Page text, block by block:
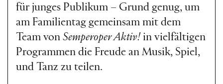
für junges Publikum – Grund genug, um
am Familientag gemeinsam mit dem
Team von Semperoper Aktiv! in vielfältigen
Programmen die Freude an Musik, Spiel,
und Tanz zu teilen.